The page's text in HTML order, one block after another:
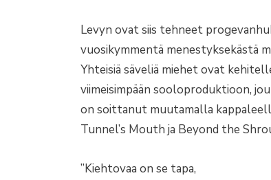
Levyn ovat siis tehneet
vuosikymmentä menestyksekästä
Yhteisiä säveliä miehet ovat
viimeisimpään sooloproduktioon,
on soittanut muutamalla
Tunnel’s Mouth ja Beyond the
”Kiehtovaa on se tapa,